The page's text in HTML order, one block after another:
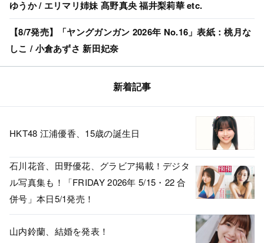
ゆうか / エリマリ姉妹 髙野真央 福井梨莉華 etc.
【8/7発売】「ヤングガンガン 2026年 No.16」表紙：桃月な
しこ / 小倉あずさ 新田妃奈
新着記事
HKT48 江浦優香、15歳の誕生日
石川花音、田野優花、グラビア掲載！デジタ
ル写真集も！「FRIDAY 2026年 5/15・22 合
併号」本日5/1発売！
山内鈴蘭、結婚を発表！